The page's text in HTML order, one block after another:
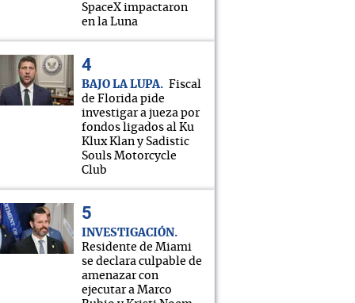
SpaceX impactaron
en la Luna
BAJO LA LUPA
Fiscal
de Florida pide
investigar a jueza por
fondos ligados al Ku
Klux Klan y Sadistic
Souls Motorcycle
Club
INVESTIGACIÓN
Residente de Miami
se declara culpable de
amenazar con
ejecutar a Marco